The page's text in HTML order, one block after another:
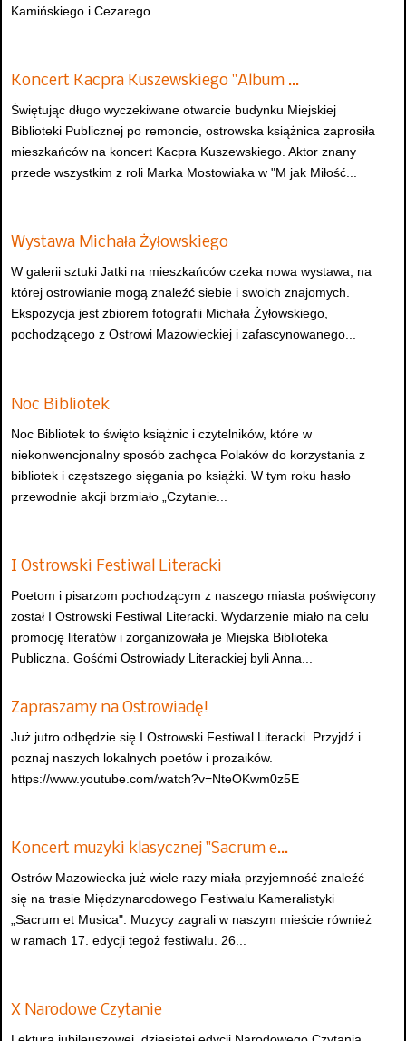
Kamińskiego i Cezarego...
Koncert Kacpra Kuszewskiego "Album …
Świętując długo wyczekiwane otwarcie budynku Miejskiej
Biblioteki Publicznej po remoncie, ostrowska książnica zaprosiła
mieszkańców na koncert Kacpra Kuszewskiego. Aktor znany
przede wszystkim z roli Marka Mostowiaka w "M jak Miłość...
Wystawa Michała Żyłowskiego
W galerii sztuki Jatki na mieszkańców czeka nowa wystawa, na
której ostrowianie mogą znaleźć siebie i swoich znajomych.
Ekspozycja jest zbiorem fotografii Michała Żyłowskiego,
pochodzącego z Ostrowi Mazowieckiej i zafascynowanego...
Noc Bibliotek
Noc Bibliotek to święto książnic i czytelników, które w
niekonwencjonalny sposób zachęca Polaków do korzystania z
bibliotek i częstszego sięgania po książki. W tym roku hasło
przewodnie akcji brzmiało „Czytanie...
I Ostrowski Festiwal Literacki
Poetom i pisarzom pochodzącym z naszego miasta poświęcony
został I Ostrowski Festiwal Literacki. Wydarzenie miało na celu
promocję literatów i zorganizowała je Miejska Biblioteka
Publiczna. Gośćmi Ostrowiady Literackiej byli Anna...
Zapraszamy na Ostrowiadę!
Już jutro odbędzie się I Ostrowski Festiwal Literacki. Przyjdź i
poznaj naszych lokalnych poetów i prozaików.
https://www.youtube.com/watch?v=NteOKwm0z5E
Koncert muzyki klasycznej "Sacrum e…
Ostrów Mazowiecka już wiele razy miała przyjemność znaleźć
się na trasie Międzynarodowego Festiwalu Kameralistyki
„Sacrum et Musica". Muzycy zagrali w naszym mieście również
w ramach 17. edycji tegoż festiwalu. 26...
X Narodowe Czytanie